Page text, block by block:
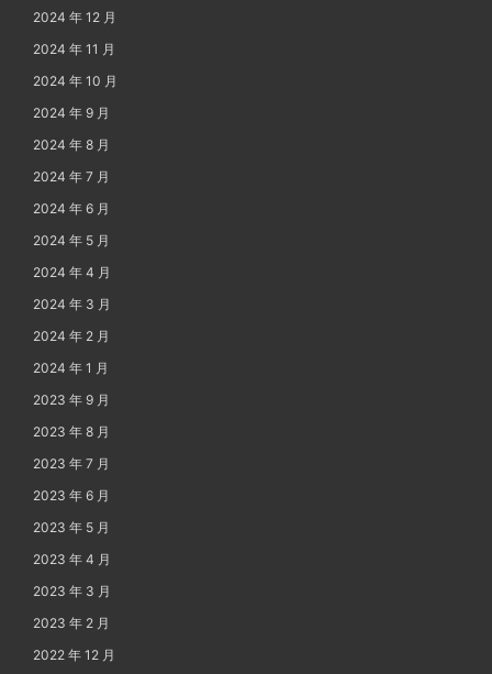
2024 年 12 月
2024 年 11 月
2024 年 10 月
2024 年 9 月
2024 年 8 月
2024 年 7 月
2024 年 6 月
2024 年 5 月
2024 年 4 月
2024 年 3 月
2024 年 2 月
2024 年 1 月
2023 年 9 月
2023 年 8 月
2023 年 7 月
2023 年 6 月
2023 年 5 月
2023 年 4 月
2023 年 3 月
2023 年 2 月
2022 年 12 月